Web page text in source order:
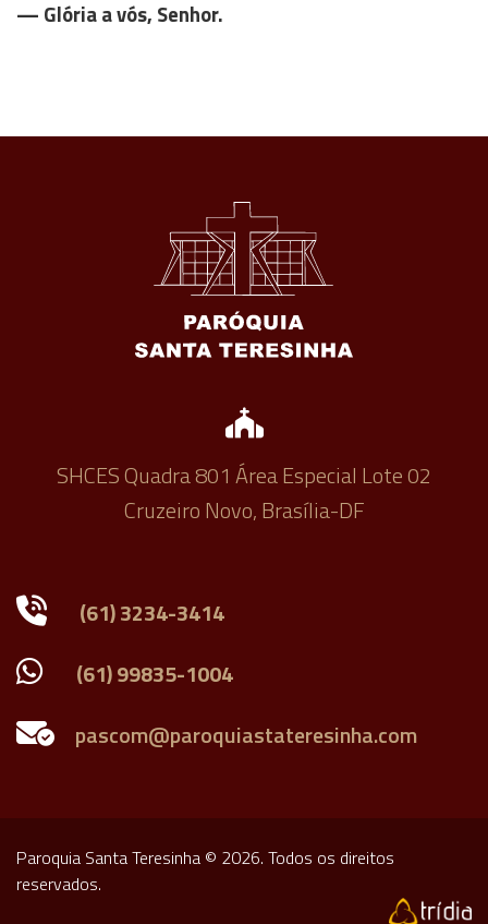
— Glória a vós, Senhor.
SHCES Quadra 801 Área Especial Lote 02
Cruzeiro Novo, Brasília-DF
(61) 3234-3414
(61) 99835-1004
Paroquia Santa Teresinha © 2026. Todos os direitos
reservados.